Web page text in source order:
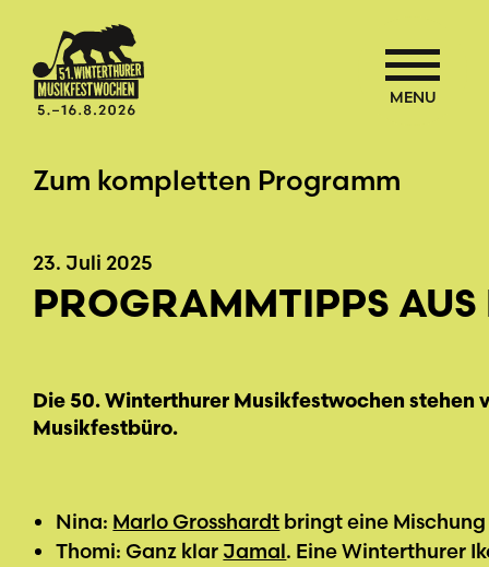
MENU
Zum kompletten Programm
23. Juli 2025
PROGRAMMTIPPS
Die 50. Winterthurer Musikfestwochen stehen
Musikfestbüro.
Nina: Marlo Grosshardt bringt eine
Thomi: Ganz klar Jamal. Eine Winterthurer